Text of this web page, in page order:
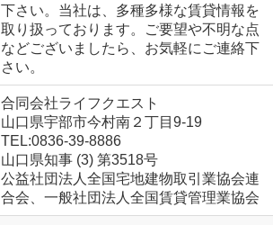
下さい。当社は、多種多様な賃貸情報を
取り扱っております。ご要望や不明な点
などございましたら、お気軽にご連絡下
さい。
合同会社ライフクエスト
山口県宇部市今村南２丁目9-19
TEL:0836-39-8886
山口県知事 (3) 第3518号
公益社団法人全国宅地建物取引業協会連
合会、一般社団法人全国賃貸管理業協会